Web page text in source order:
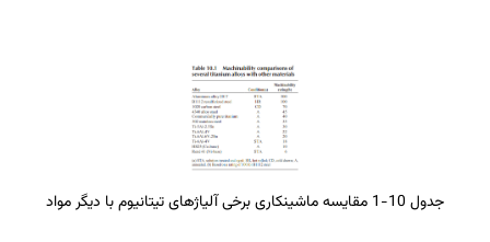
جدول 10-1 مقایسه ماشین­کاری برخی آلیاژهای تیتانیوم با دیگر مواد